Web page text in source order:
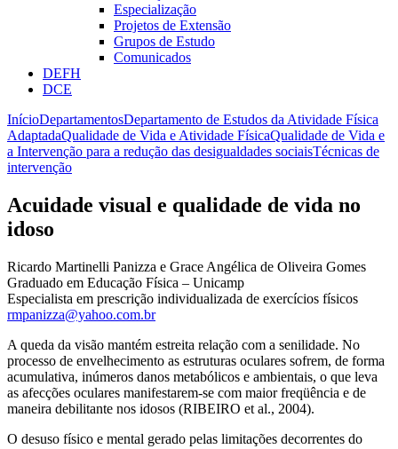
Especialização
Projetos de Extensão
Grupos de Estudo
Comunicados
DEFH
DCE
InícioDepartamentosDepartamento de Estudos da Atividade Física
AdaptadaQualidade de Vida e Atividade FísicaQualidade de Vida e
a Intervenção para a redução das desigualdades sociaisTécnicas de
intervenção
Acuidade visual e qualidade de vida no
idoso
Ricardo Martinelli Panizza e Grace Angélica de Oliveira Gomes
Graduado em Educação Física – Unicamp
Especialista em prescrição individualizada de exercícios físicos
rmpanizza@yahoo.com.br
A queda da visão mantém estreita relação com a senilidade. No
processo de envelhecimento as estruturas oculares sofrem, de forma
acumulativa, inúmeros danos metabólicos e ambientais, o que leva
as afecções oculares manifestarem-se com maior freqüência e de
maneira debilitante nos idosos (RIBEIRO et al., 2004).
O desuso físico e mental gerado pelas limitações decorrentes do